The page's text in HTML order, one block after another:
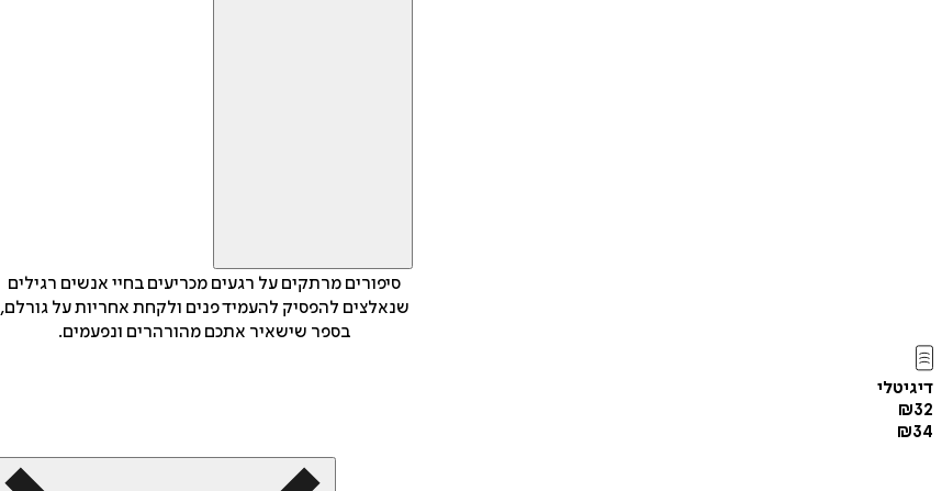
סיפורים מרתקים על רגעים מכריעים בחיי אנשים רגילים
שנאלצים להפסיק להעמיד פנים ולקחת אחריות על גורלם,
בספר שישאיר אתכם מהורהרים ונפעמים.
דיגיטלי
₪32
₪34